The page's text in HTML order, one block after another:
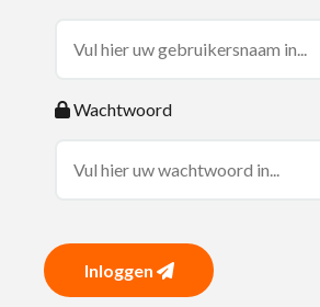
Wachtwoord
Inloggen